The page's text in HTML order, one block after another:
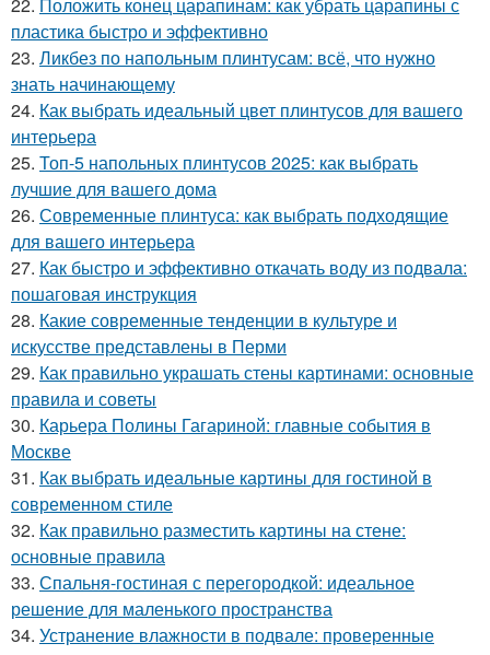
22. Положить конец царапинам: как убрать царапины с
пластика быстро и эффективно
23. Ликбез по напольным плинтусам: всё, что нужно
знать начинающему
24. Как выбрать идеальный цвет плинтусов для вашего
интерьера
25. Топ-5 напольных плинтусов 2025: как выбрать
лучшие для вашего дома
26. Современные плинтуса: как выбрать подходящие
для вашего интерьера
27. Как быстро и эффективно откачать воду из подвала:
пошаговая инструкция
28. Какие современные тенденции в культуре и
искусстве представлены в Перми
29. Как правильно украшать стены картинами: основные
правила и советы
30. Карьера Полины Гагариной: главные события в
Москве
31. Как выбрать идеальные картины для гостиной в
современном стиле
32. Как правильно разместить картины на стене:
основные правила
33. Спальня-гостиная с перегородкой: идеальное
решение для маленького пространства
34. Устранение влажности в подвале: проверенные